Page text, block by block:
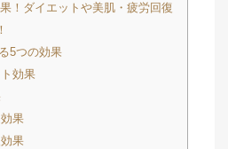
！ダイエットや美肌・疲労回復
5つの効果
効果
果
果